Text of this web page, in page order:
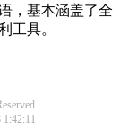
，基本涵盖了全
工具。